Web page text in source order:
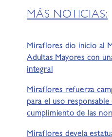
MÁS NOTICIAS:
Miraflores dio inicio al
Adultas Mayores con
integral
Miraflores refuerza
para el uso responsable
cumplimiento de las
Miraflores devela